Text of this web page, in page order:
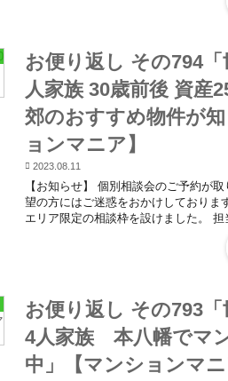
お便り返し その794
人家族 30歳前後 資
郊のおすすめ物件が
ョンマニア】
2023.08.11
【お知らせ】 個別相談会のご予約が
望の方にはご迷惑をおかけしておりま
エリア限定の相談枠を設けました。 担
お便り返し その793「
4人家族 本八幡でマ
中」【マンションマニ